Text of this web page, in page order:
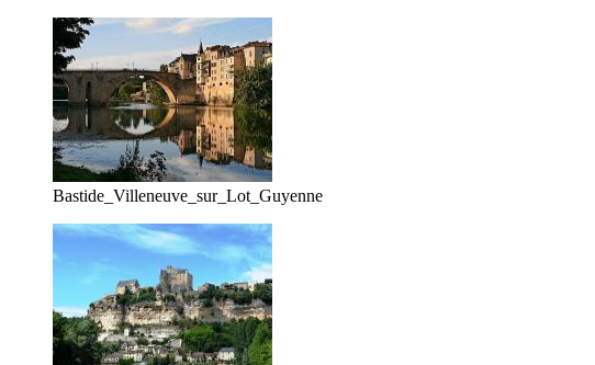
Bastide_Villeneuve_sur_Lot_Guyenne